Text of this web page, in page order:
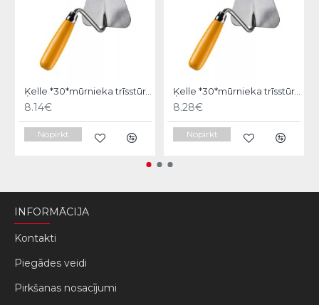
Ķelle *30*mūrnieka trīsstūra 18cm, Hardy
8.14€
Nopirkt
Ķelle *30*mūrnieka trīsstūra 20cm, Hardy
8.28€
Nopirkt
INFORMĀCIJA
Kontakti
Piegādes veidi
Pirkšanas nosacījumi